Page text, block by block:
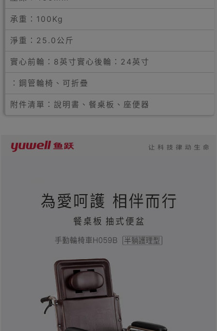
承重：100Kg
淨重：25.0公斤
實心前輪：8英寸實心後輪：24英寸
：鋼管輪椅、可折疊
附件清單：說明書、餐桌板、座便器